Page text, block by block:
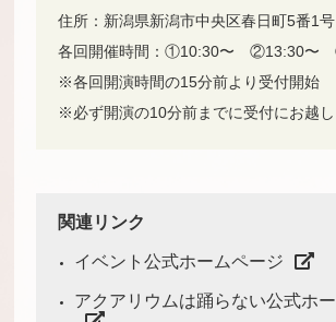
住所：新潟県新潟市中央区春日町5番1号
各回開催時間：①10:30〜 ②13:30〜
※各回開演時間の15分前より受付開始
※必ず開演の10分前までに受付にお越し
関連リンク
イベント公式ホームページ
アクアリウムは踊らない公式ホ